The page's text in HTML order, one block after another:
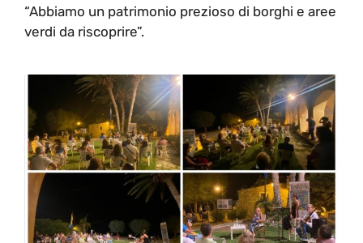
“Abbiamo un patrimonio prezioso di borghi e aree
verdi da riscoprire”.